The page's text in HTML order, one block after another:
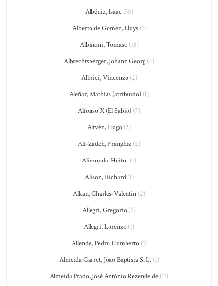
Albéniz, Isaac (35)
Alberto de Gomez, Lluys(1)
Albinoni, Tomaso(16)
Albrechtsberger, Johann Georg (4)
Albrici, Vincenzo(2)
Aleñar, Mathías (atribuido) (1)
Alfonso X (El Sabio) (7)
Alfvén, Hugo (2)
Ali-Zadeh, Franghiz (2)
Alimonda, Heitor (1)
Alison, Richard(1)
Alkan, Charles-Valentin (2)
Allegri, Gregorio (5)
Allegri, Lorenzo (1)
Allende, Pedro Humberto(1)
Almeida Garret, João Baptista S. L.(1)
Almeida Prado, José Antônio Rezende de (11)